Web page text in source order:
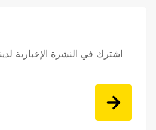
اشترك في النشرة الإخبارية